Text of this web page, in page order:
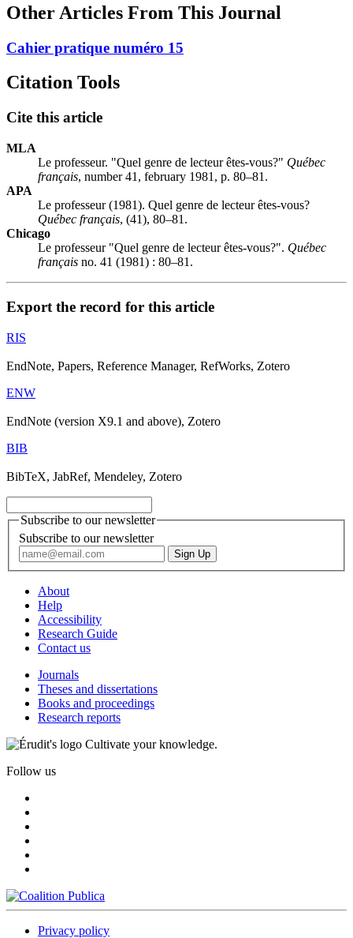
Other Articles From This Journal
Cahier pratique numéro 15
Citation Tools
Cite this article
MLA
Le professeur. "Quel genre de lecteur êtes-vous?" Québec
français, number 41, february 1981, p. 80–81.
APA
Le professeur (1981). Quel genre de lecteur êtes-vous?
Québec français, (41), 80–81.
Chicago
Le professeur "Quel genre de lecteur êtes-vous?". Québec
français no. 41 (1981) : 80–81.
Export the record for this article
RIS
EndNote, Papers, Reference Manager, RefWorks, Zotero
ENW
EndNote (version X9.1 and above), Zotero
BIB
BibTeX, JabRef, Mendeley, Zotero
Subscribe to our newsletter
Subscribe to our newsletter
About
Help
Accessibility
Research Guide
Contact us
Journals
Theses and dissertations
Books and proceedings
Research reports
Cultivate your knowledge.
Follow us
Privacy policy